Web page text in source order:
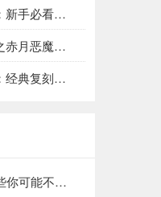
1.76传奇半兽洞穴攻略：新手必看升级宝地
揭秘1.76复古传奇：暗之赤月恶魔致命攻击方式全解析
1.76传奇新区开荒指南：经典复刻，制霸玛法
1.76合击私服 — 那些你可能不知道的内幕与真香体验